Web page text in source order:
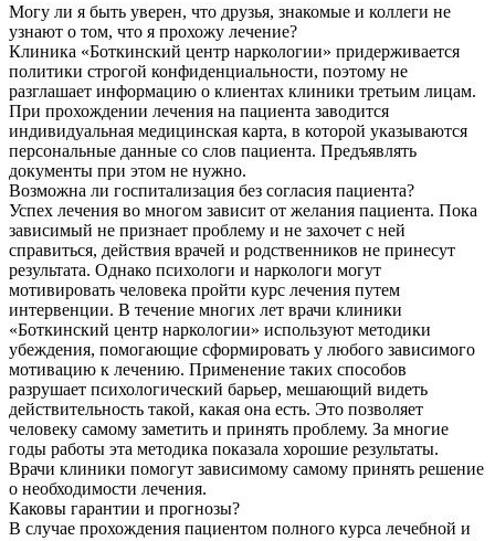
Могу ли я быть уверен, что друзья, знакомые и коллеги не
узнают о том, что я прохожу лечение?
Клиника «Боткинский центр наркологии» придерживается
политики строгой конфиденциальности, поэтому не
разглашает информацию о клиентах клиники третьим лицам.
При прохождении лечения на пациента заводится
индивидуальная медицинская карта, в которой указываются
персональные данные со слов пациента. Предъявлять
документы при этом не нужно.
Возможна ли госпитализация без согласия пациента?
Успех лечения во многом зависит от желания пациента. Пока
зависимый не признает проблему и не захочет с ней
справиться, действия врачей и родственников не принесут
результата. Однако психологи и наркологи могут
мотивировать человека пройти курс лечения путем
интервенции. В течение многих лет врачи клиники
«Боткинский центр наркологии» используют методики
убеждения, помогающие сформировать у любого зависимого
мотивацию к лечению. Применение таких способов
разрушает психологический барьер, мешающий видеть
действительность такой, какая она есть. Это позволяет
человеку самому заметить и принять проблему. За многие
годы работы эта методика показала хорошие результаты.
Врачи клиники помогут зависимому самому принять решение
о необходимости лечения.
Каковы гарантии и прогнозы?
В случае прохождения пациентом полного курса лечебной и